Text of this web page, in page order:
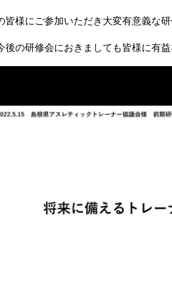
皆様にご参加いただき大変有意義な研
後の研修会におきましても皆様に有